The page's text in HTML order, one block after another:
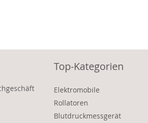
Top-Kategorien
Elektromobile
Rollatoren
Blutdruckmessgerät